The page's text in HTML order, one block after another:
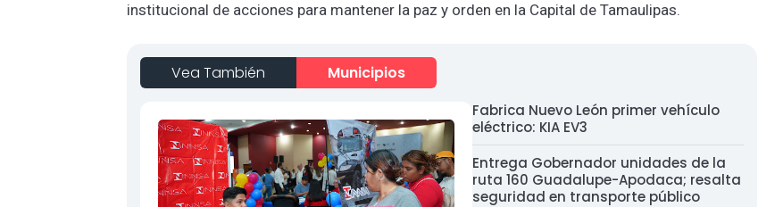
institucional de acciones para mantener la paz y orden en la Capital de Tamaulipas.
Vea También Municipios
Fabrica Nuevo León primer vehículo
eléctrico: KIA EV3
Entrega Gobernador unidades de la
ruta 160 Guadalupe-Apodaca; resalta
seguridad en transporte público